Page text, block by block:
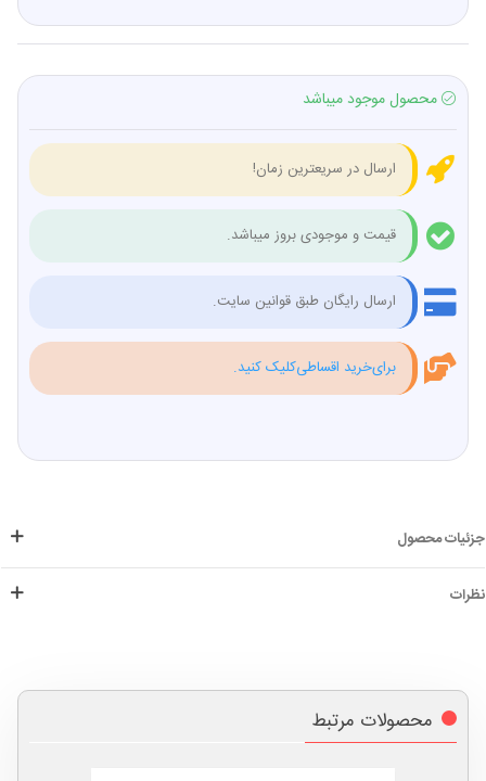
محصول موجود میباشد
ارسال در سریعترین زمان!
قیمت و موجودی بروز میباشد.
ارسال رایگان طبق قوانین سایت.
برای‌خرید اقساطی‌کلیک کنید.
جزئیات محصول
نظرات
محصولات مرتبط